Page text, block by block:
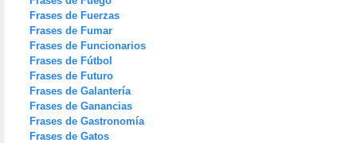
Frases de Fuerzas
Frases de Fumar
Frases de Funcionarios
Frases de Fútbol
Frases de Futuro
Frases de Galantería
Frases de Ganancias
Frases de Gastronomía
Frases de Gatos